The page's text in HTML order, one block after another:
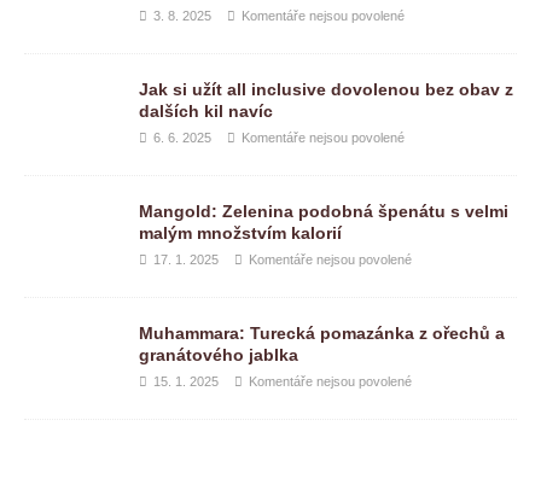
3. 8. 2025 Komentáře nejsou povolené
Jak si užít all inclusive dovolenou bez obav z
dalších kil navíc
6. 6. 2025 Komentáře nejsou povolené
Mangold: Zelenina podobná špenátu s velmi
malým množstvím kalorií
17. 1. 2025 Komentáře nejsou povolené
Muhammara: Turecká pomazánka z ořechů a
granátového jablka
15. 1. 2025 Komentáře nejsou povolené